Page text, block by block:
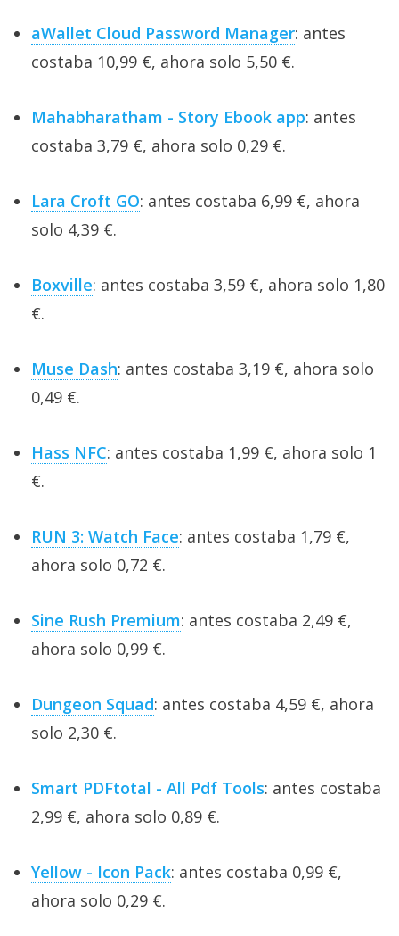
aWallet Cloud Password Manager: antes
costaba 10,99 €, ahora solo 5,50 €.
Mahabharatham - Story Ebook app: antes
costaba 3,79 €, ahora solo 0,29 €.
Lara Croft GO: antes costaba 6,99 €, ahora
solo 4,39 €.
Boxville: antes costaba 3,59 €, ahora solo 1,80
€.
Muse Dash: antes costaba 3,19 €, ahora solo
0,49 €.
Hass NFC: antes costaba 1,99 €, ahora solo 1
€.
RUN 3: Watch Face: antes costaba 1,79 €,
ahora solo 0,72 €.
Sine Rush Premium: antes costaba 2,49 €,
ahora solo 0,99 €.
Dungeon Squad: antes costaba 4,59 €, ahora
solo 2,30 €.
Smart PDFtotal - All Pdf Tools: antes costaba
2,99 €, ahora solo 0,89 €.
Yellow - Icon Pack: antes costaba 0,99 €,
ahora solo 0,29 €.